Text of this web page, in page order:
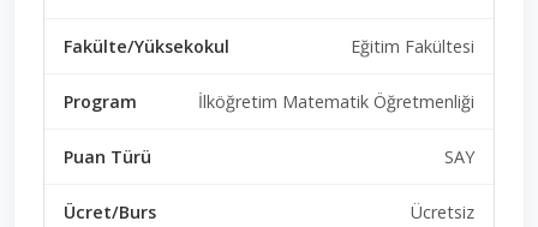
Eğitim Fakültesi
İlköğretim Matematik Öğretmenliği
SAY
Ücretsiz